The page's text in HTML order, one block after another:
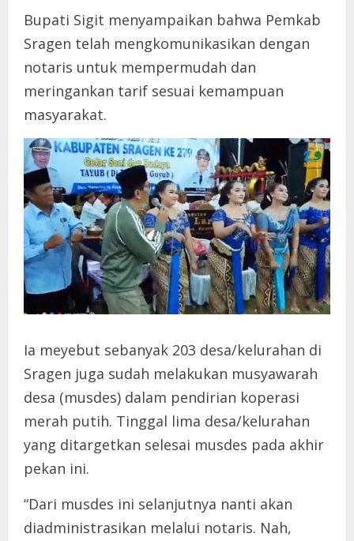
Bupati Sigit menyampaikan bahwa Pemkab
Sragen telah mengkomunikasikan dengan
notaris untuk mempermudah dan
meringankan tarif sesuai kemampuan
masyarakat.
Ia meyebut sebanyak 203 desa/kelurahan di
Sragen juga sudah melakukan musyawarah
desa (musdes) dalam pendirian koperasi
merah putih. Tinggal lima desa/kelurahan
yang ditargetkan selesai musdes pada akhir
pekan ini.
“Dari musdes ini selanjutnya nanti akan
diadministrasikan melalui notaris. Nah,